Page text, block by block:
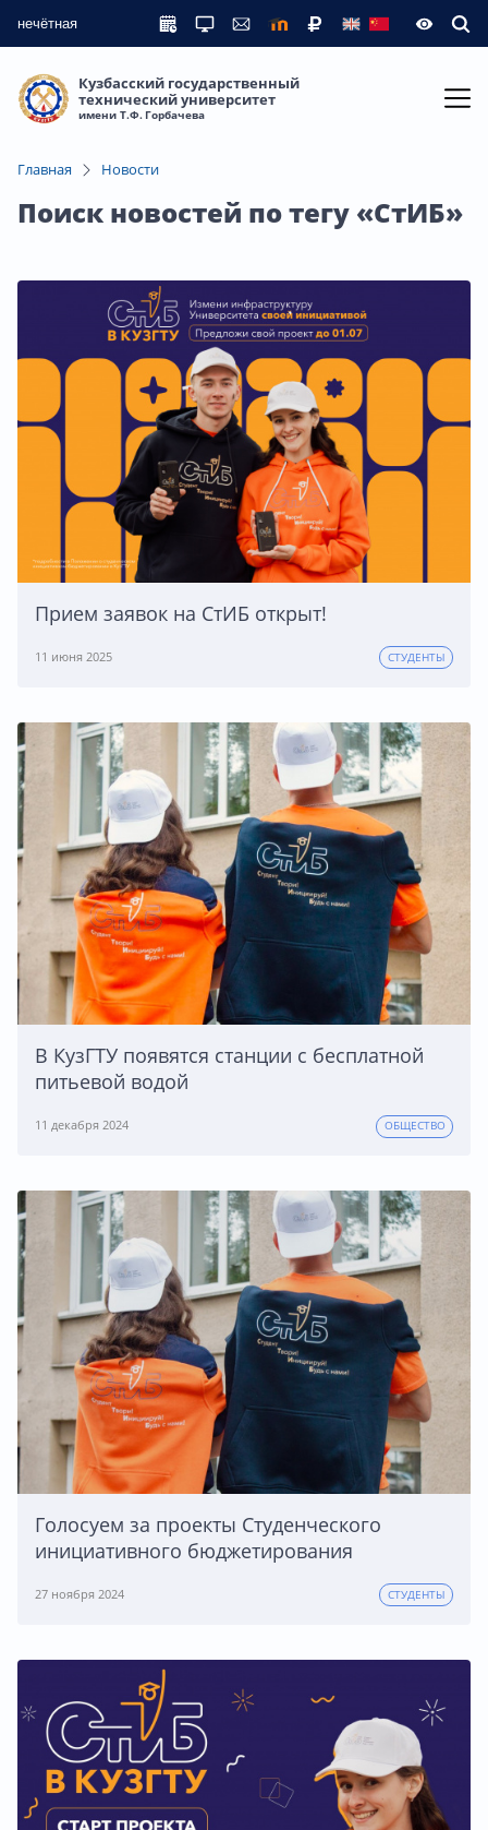
нечётная
Кузбасский государственный
технический университет
имени Т.Ф. Горбачева
Главная Новости
Поиск новостей по тегу «СтИБ»
Прием заявок на СтИБ открыт!
11 июня 2025 СТУДЕНТЫ
В КузГТУ появятся станции с бесплатной
питьевой водой
11 декабря 2024 ОБЩЕСТВО
Голосуем за проекты Студенческого
инициативного бюджетирования
27 ноября 2024 СТУДЕНТЫ